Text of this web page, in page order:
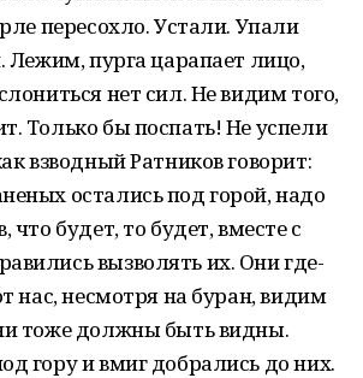
пересохло. Устали. Упали
Лежим, пурга царапает лицо,
нет сил. Не видим того,
Только бы поспать! Не успели
взводный Ратников говорит:
остались под горой, надо
что будет, то будет, вместе с
вызволять их. Они где-
нас, несмотря на буран, видим
тоже должны быть видны.
гору и вмиг добрались до них.